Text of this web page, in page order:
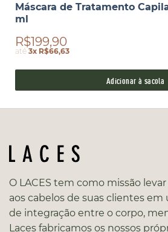
Máscara de Tratamento
ml
R$199,90
até3x R$66,63
Adicionar à sacola
O LACES tem como missão
aos cabelos de suas clientes
de integração entre o corpo,
Laces fabricamos os nossos